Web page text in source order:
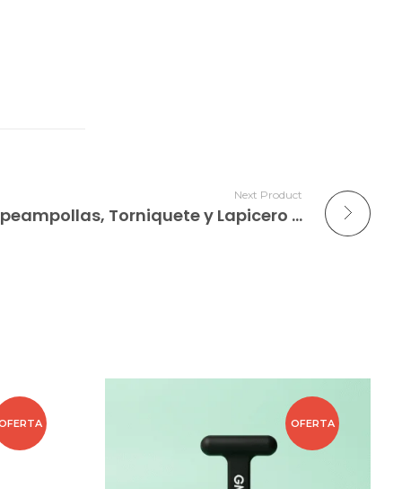
Next Product
Kit Corazón TMV | Rompeampollas, Torniquete y Lapicero para Profesionales de la Salud
OFERTA